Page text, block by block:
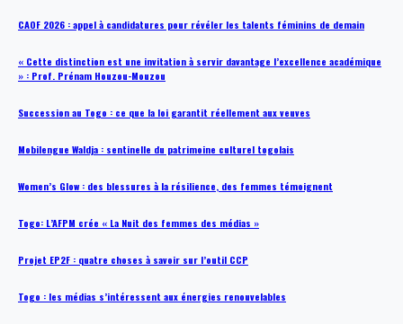
CAOF 2026 : appel à candidatures pour révéler les talents féminins de demain
« Cette distinction est une invitation à servir davantage l’excellence académique
» : Prof. Prénam Houzou-Mouzou
Succession au Togo : ce que la loi garantit réellement aux veuves
Mobilengue Waldja : sentinelle du patrimoine culturel togolais
Women’s Glow : des blessures à la résilience, des femmes témoignent
Togo: L’AFPM crée « La Nuit des femmes des médias »
Projet EP2F : quatre choses à savoir sur l’outil CCP
Togo : les médias s’intéressent aux énergies renouvelables